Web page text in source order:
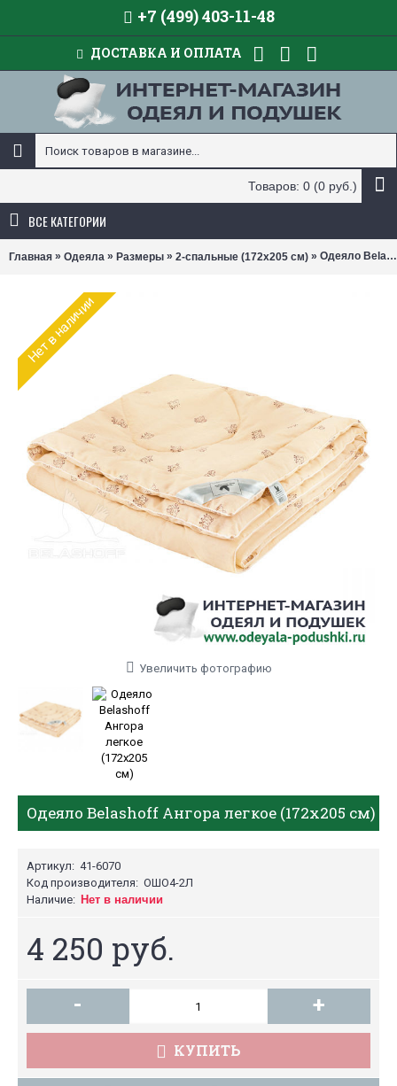
+7 (499) 403-11-48
ДОСТАВКА И ОПЛАТА
Товаров: 0 (0 руб.)
ВСЕ КАТЕГОРИИ
Главная » Одеяла » Размеры » 2-спальные (172х205 см) » Одеяло Belashoff Ангора легкое (размер 172х205 см)
Нет в наличии
Увеличить фотографию
Одеяло Belashoff Ангора легкое (172х205 см)
Артикул: 41-6070
Код производителя: ОШО4-2Л
Наличие: Нет в наличии
4 250 руб.
- +
КУПИТЬ